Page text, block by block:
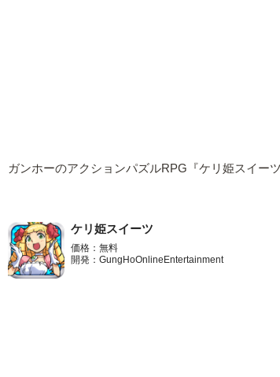
ガンホーのアクションパズルRPG『ケリ姫スイー
ケリ姫スイーツ
価格：無料
開発：GungHoOnlineEntertainment